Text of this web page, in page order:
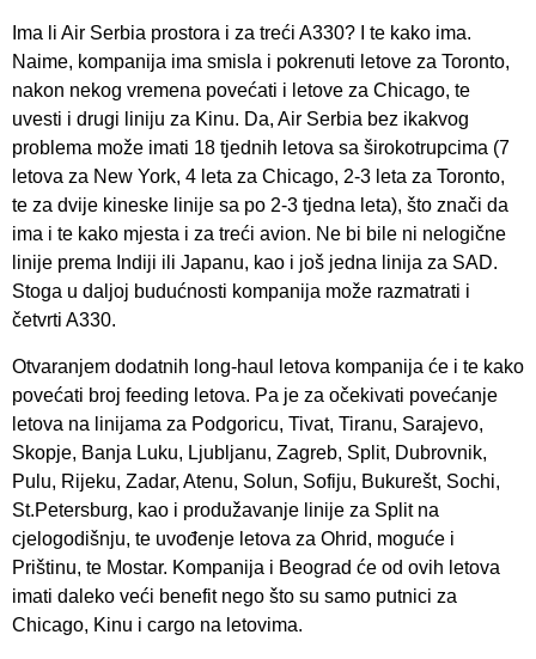
Ima li Air Serbia prostora i za treći A330? I te kako ima.
Naime, kompanija ima smisla i pokrenuti letove za Toronto,
nakon nekog vremena povećati i letove za Chicago, te
uvesti i drugi liniju za Kinu. Da, Air Serbia bez ikakvog
problema može imati 18 tjednih letova sa širokotrupcima (7
letova za New York, 4 leta za Chicago, 2-3 leta za Toronto,
te za dvije kineske linije sa po 2-3 tjedna leta), što znači da
ima i te kako mjesta i za treći avion. Ne bi bile ni nelogične
linije prema Indiji ili Japanu, kao i još jedna linija za SAD.
Stoga u daljoj budućnosti kompanija može razmatrati i
četvrti A330.
Otvaranjem dodatnih long-haul letova kompanija će i te kako
povećati broj feeding letova. Pa je za očekivati povećanje
letova na linijama za Podgoricu, Tivat, Tiranu, Sarajevo,
Skopje, Banja Luku, Ljubljanu, Zagreb, Split, Dubrovnik,
Pulu, Rijeku, Zadar, Atenu, Solun, Sofiju, Bukurešt, Sochi,
St.Petersburg, kao i produžavanje linije za Split na
cjelogodišnju, te uvođenje letova za Ohrid, moguće i
Prištinu, te Mostar. Kompanija i Beograd će od ovih letova
imati daleko veći benefit nego što su samo putnici za
Chicago, Kinu i cargo na letovima.